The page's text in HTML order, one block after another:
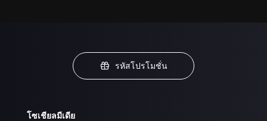
รหัสโปรโมชั่น
โซเชียลมีเดีย